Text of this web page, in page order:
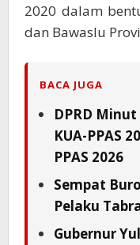
2020 dalam
dan Bawaslu
BACA JUGA
DPRD
KUA-PPAS
PPAS 2026
Sempat
Pelaku
Gubernur